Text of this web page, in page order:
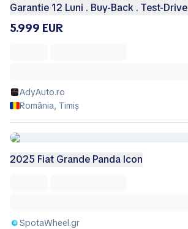
Garantie 12 Luni . Buy-Back . Test-Drive
5.999 EUR
AdyAuto.ro
România, Timiș
2025 Fiat Grande Panda Icon
SpotaWheel.gr